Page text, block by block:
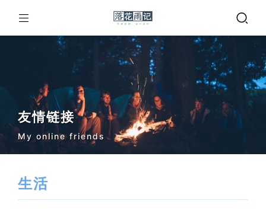
友情链接
My online friends
生活